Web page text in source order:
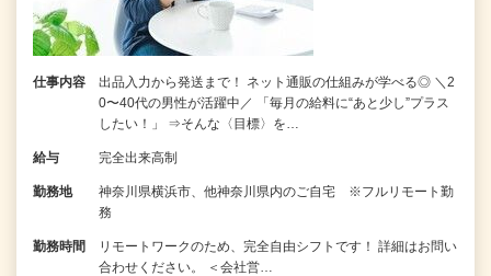
仕事内容
出品入力から発送まで！ ネット通販の仕組みが学べる◎ ＼2
0〜40代の男性が活躍中／ 「毎月の給料に“あと少し”プラス
したい！」 ⇒そんな〈目標〉を…
給与 完全出来高制
勤務地
神奈川県横浜市、他神奈川県内のご自宅 ※フルリモート勤
務
勤務時間
リモートワークのため、完全自由シフトです！ 詳細はお問い
合わせください。 ＜会社営…